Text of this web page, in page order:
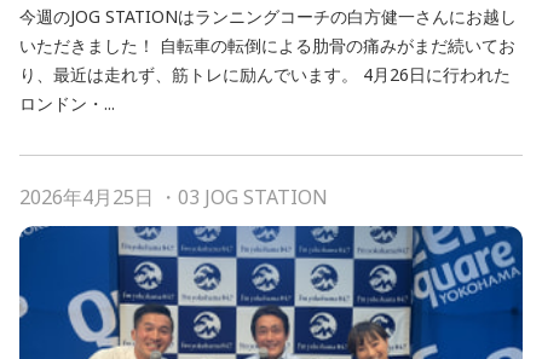
今週のJOG STATIONはランニングコーチの白方健一さんにお越し
いただきました！ 自転車の転倒による肋骨の痛みがまだ続いてお
り、最近は走れず、筋トレに励んでいます。 4月26日に行われた
ロンドン・...
2026年4月25日 ・ 03 JOG STATION